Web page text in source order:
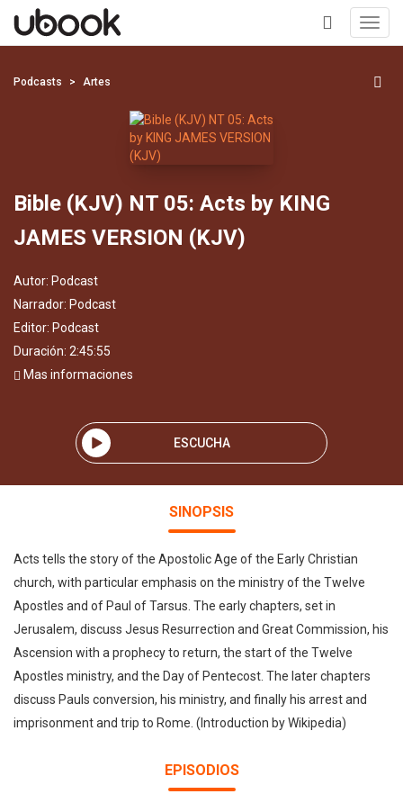
+
Podcasts Artes
Bible (KJV) NT 05: Acts by KING
JAMES VERSION (KJV)
Autor: Podcast
Narrador: Podcast
Editor: Podcast
Duración: 2:45:55
Mas informaciones
ESCUCHA
SINOPSIS
Acts tells the story of the Apostolic Age of the Early Christian
church, with particular emphasis on the ministry of the Twelve
Apostles and of Paul of Tarsus. The early chapters, set in
Jerusalem, discuss Jesus Resurrection and Great Commission, his
Ascension with a prophecy to return, the start of the Twelve
Apostles ministry, and the Day of Pentecost. The later chapters
discuss Pauls conversion, his ministry, and finally his arrest and
imprisonment and trip to Rome. (Introduction by Wikipedia)
EPISODIOS